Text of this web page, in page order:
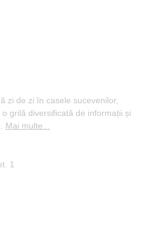
zi de zi în casele sucevenilor,
grilă diversificată de informații și
Mai multe...
1